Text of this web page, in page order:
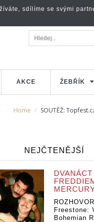
AKCE ŽEBŘÍK
Home SOUTĚŽ:
NEJČTENĚJŠÍ
Freestone:
Bohemian
sdílíme se svými